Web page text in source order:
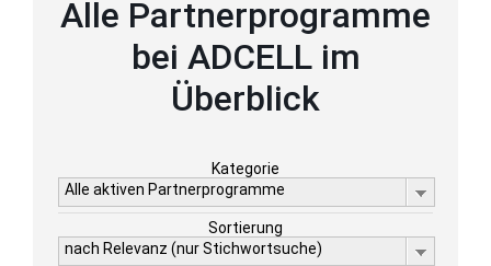
Alle Partnerprogramme
bei ADCELL im
Überblick
Kategorie
Alle aktiven Partnerprogramme
Sortierung
nach Relevanz (nur Stichwortsuche)